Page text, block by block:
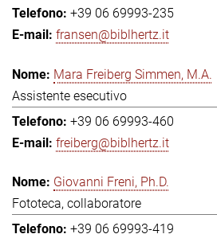
+39 06 69993-235
fransen@biblhertz.it
Mara Freiberg Simmen, M.A.
Assistente esecutivo
+39 06 69993-460
freiberg@biblhertz.it
Giovanni Freni, Ph.D.
Fototeca, collaboratore
+39 06 69993-419